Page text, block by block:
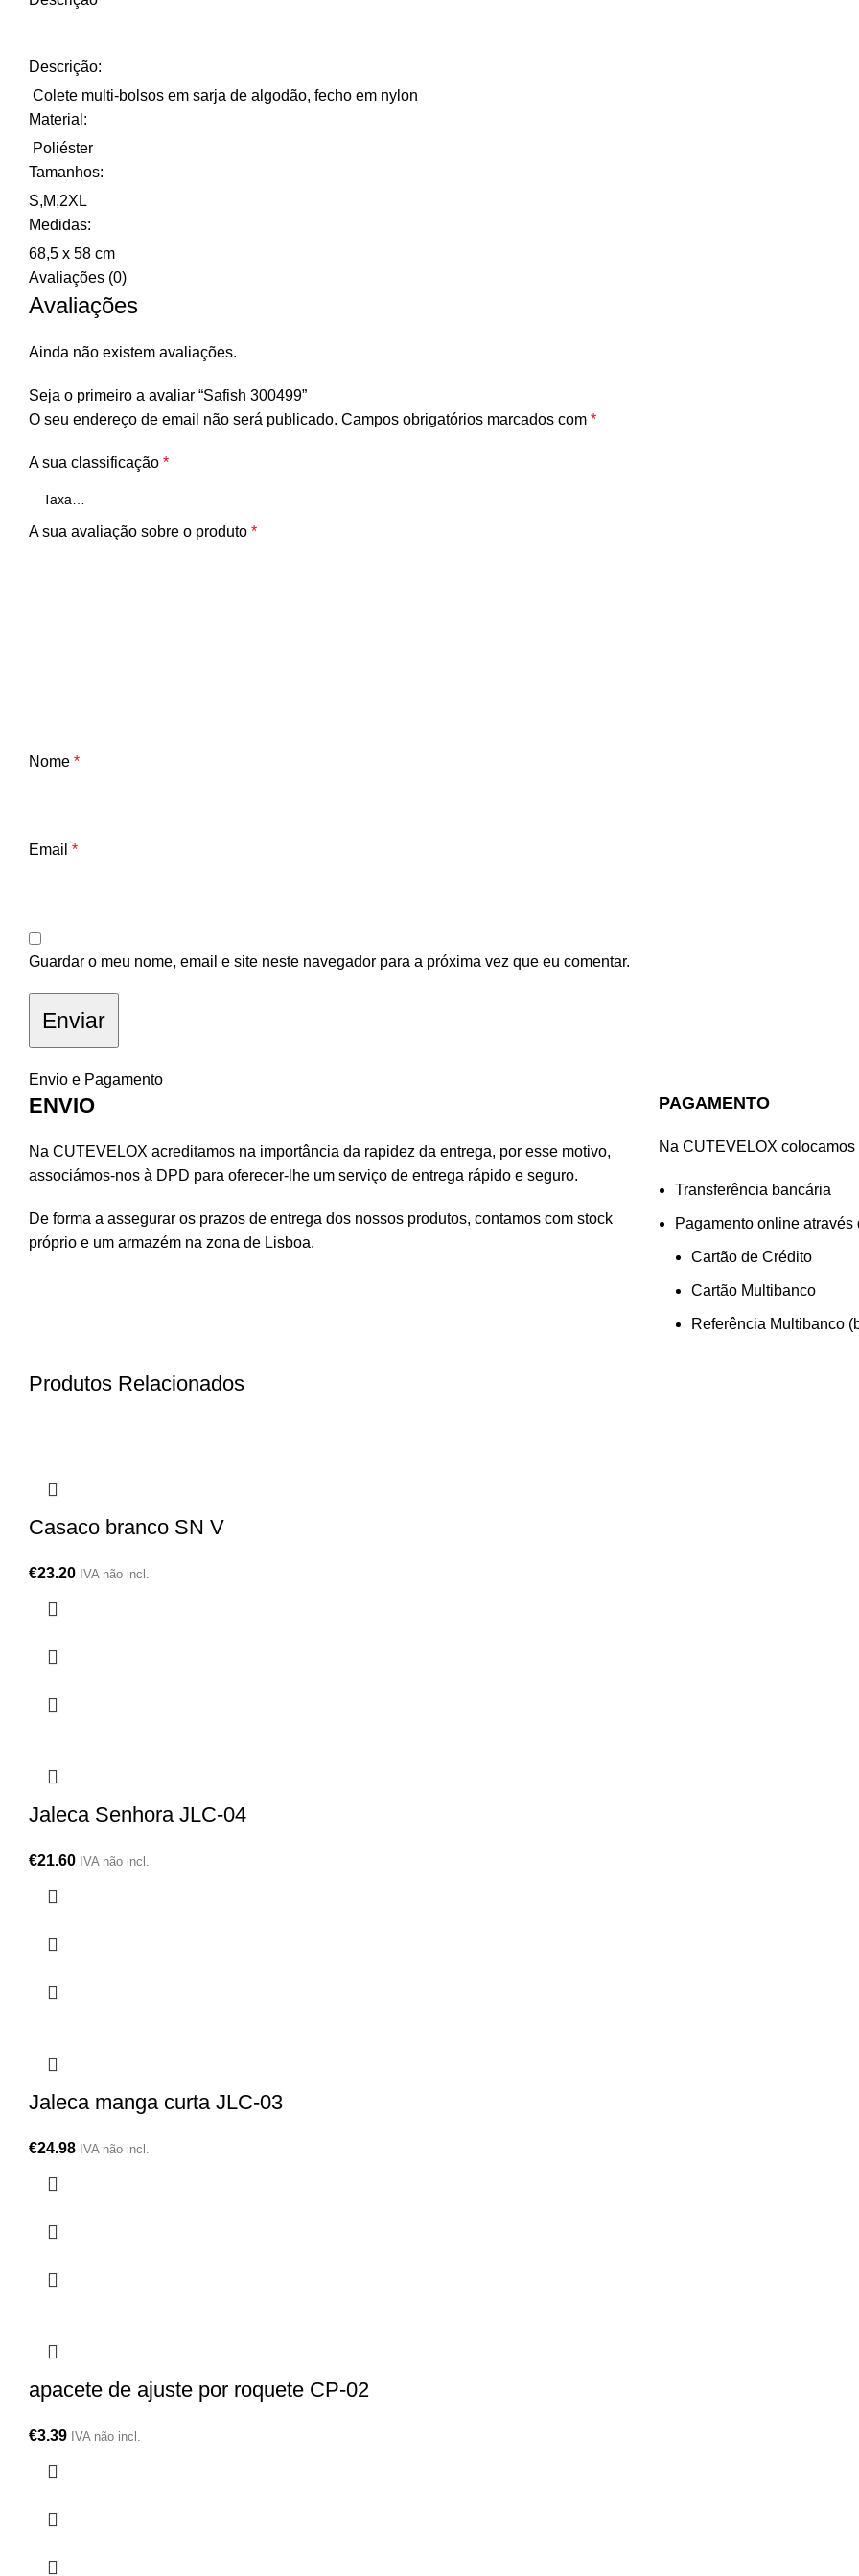
Descrição:
Colete multi-bolsos em sarja de algodão, fecho em nylon
Material:
Poliéster
Tamanhos:
S,M,2XL
Medidas:
68,5 x 58 cm
Avaliações (0)
Avaliações
Ainda não existem avaliações.
Seja o primeiro a avaliar “Safish 300499”
O seu endereço de email não será publicado. Campos obrigatórios marcados com *
A sua classificação *
A sua avaliação sobre o produto *
Nome *
Email *
Guardar o meu nome, email e site neste navegador para a próxima vez que eu comentar.
Envio e Pagamento
ENVIO
Na CUTEVELOX acreditamos na importância da rapidez da entrega, por esse motivo,
associámos-nos à DPD para oferecer-lhe um serviço de entrega rápido e seguro.
De forma a assegurar os prazos de entrega dos nossos produtos, contamos com stock
próprio e um armazém na zona de Lisboa.
PAGAMENTO
Na CUTEVELOX
Transferência bancária
Pagamento online
Cartão de Crédito
Cartão Multibanco
Referência Multibanco
Produtos Relacionados
Casaco branco SN V
€23.20 IVA não incl.
Jaleca Senhora JLC-04
€21.60 IVA não incl.
Jaleca manga curta JLC-03
€24.98 IVA não incl.
apacete de ajuste por roquete CP-02
€3.39 IVA não incl.